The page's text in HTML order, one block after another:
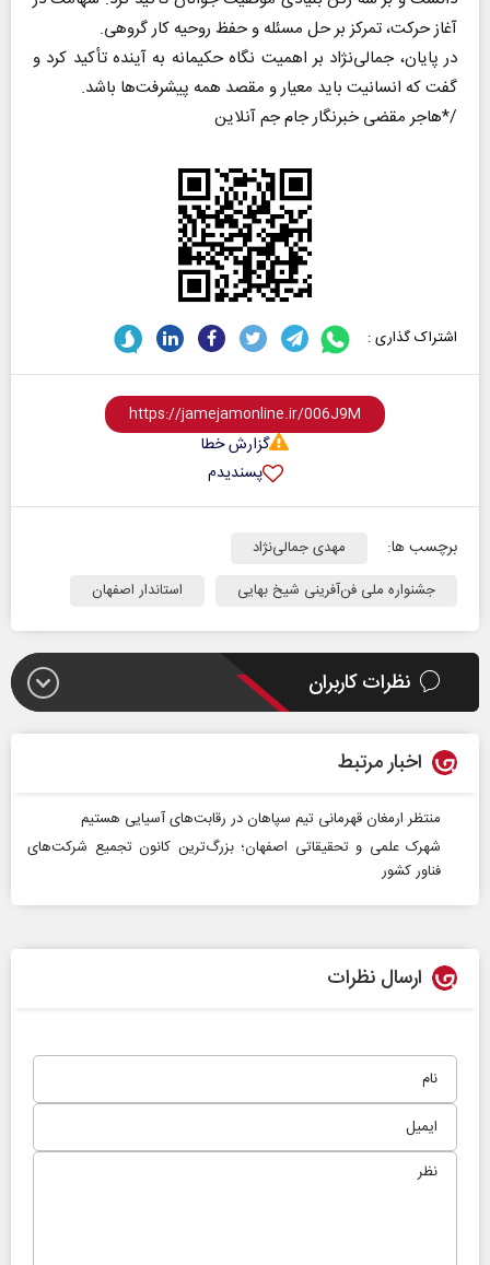
آغاز حرکت، تمرکز بر حل مسئله و حفظ روحیه کار گروهی.
در پایان، جمالی‌نژاد بر اهمیت نگاه حکیمانه به آینده تأکید کرد و
گفت که انسانیت باید معیار و مقصد همه پیشرفت‌ها باشد.
هاجر مقضی خبرنگار جام جم آنلاین*/
اشتراک گذاری :
گزارش خطا
پسندیدم
برچسب ها:
مهدی جمالی‌نژاد
جشنواره ملی فن‌آفرینی شیخ بهایی
استاندار اصفهان
نظرات کاربران
اخبار مرتبط
منتظر ارمغان قهرمانی تیم سپاهان در رقابت‌های آسیایی هستیم
شهرک علمی و تحقیقاتی اصفهان؛ بزرگ‌ترین کانون تجمیع شرکت‌های
فناور کشور
ارسال نظرات